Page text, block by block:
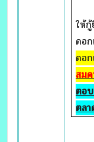
ให้
ดอ
ดอ
สม
ตอ
ตล